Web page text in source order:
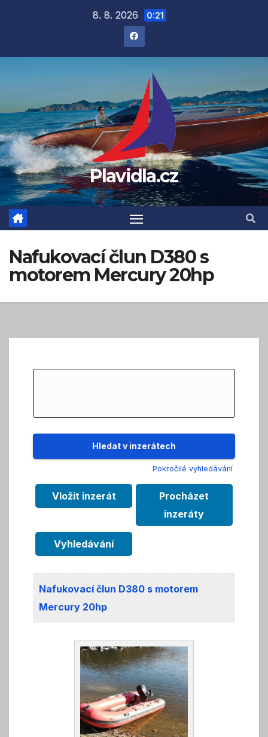
8. 8. 2026 0:21
Plavidla.cz
Nafukovací člun D380 s
motorem Mercury 20hp
Pokročilé vyhledávání
Vložit inzerát
Procházet
inzeráty
Vyhledávání
Nafukovací člun D380 s motorem
Mercury 20hp